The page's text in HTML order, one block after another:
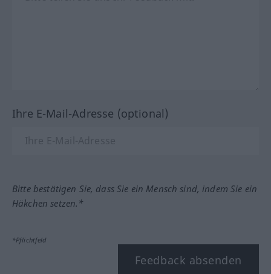
Ihre E-Mail-Adresse (optional)
Bitte bestätigen Sie, dass Sie ein Mensch sind, indem Sie ein
Häkchen setzen.*
*Pflichtfeld
Feedback absenden